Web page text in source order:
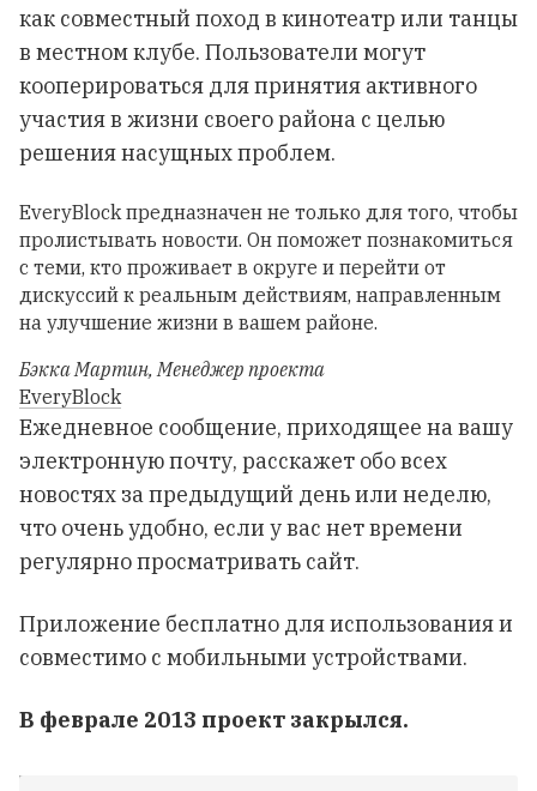
как совместный поход в кинотеатр или танцы
в местном клубе. Пользователи могут
кооперироваться для принятия активного
участия в жизни своего района с целью
решения насущных проблем.
EveryBlock предназначен не только для того, чтобы
пролистывать новости. Он поможет познакомиться
с теми, кто проживает в округе и перейти от
дискуссий к реальным действиям, направленным
на улучшение жизни в вашем районе.
Бэкка Мартин,Менеджер проекта
EveryBlock
Ежедневное сообщение, приходящее на вашу
электронную почту, расскажет обо всех
новостях за предыдущий день или неделю,
что очень удобно, если у вас нет времени
регулярно просматривать сайт.
Приложение бесплатно для использования и
совместимо с мобильными устройствами.
В феврале 2013 проект закрылся.